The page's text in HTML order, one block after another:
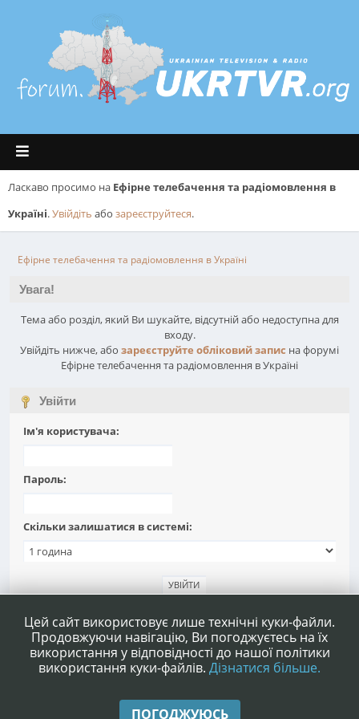
Ласкаво просимо на Ефірне телебачення та радіомовлення в
Україні.Увійдіть або зареєструйтеся.
Ефірне телебачення та радіомовлення в Україні
Увага!
Тема або розділ, який Ви шукайте, відсутній або недоступна для
входу.
Увійдіть нижче, або зареєструйте обліковий запис на форумі
Ефірне телебачення та радіомовлення в Україні
Увійти
Ім'я користувача:
Пароль:
Скільки залишатися в системі:
Допомога|Умови та правила|Нагору ▲
Цей сайт використовує лише технічні куки-файли.
Продовжуючи навігацію, Ви погоджуєтесь на їх
використання у відповідності до нашої політики
використання куки-файлів. Дізнатися більше.
ПОГОДЖУЮСЬ